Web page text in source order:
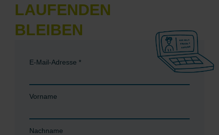
LAUFENDEN
BLEIBEN
E-Mail-Adresse *
Vorname
Nachname